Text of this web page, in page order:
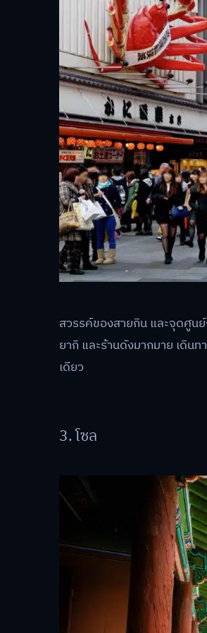
สวรรค์ของสายกิน และจุดศูนย์
ยากิ และร้านดังมากมาย เดินท
เดียว
3. โซล